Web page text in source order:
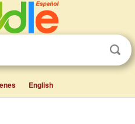
English